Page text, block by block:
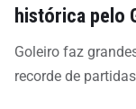
histórica pelo
Goleiro faz
recorde de